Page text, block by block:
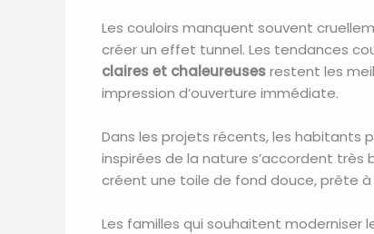
Les couloirs manquent souvent
créer un effet tunnel. Les tendances
claires et chaleureusesrestent les
impression d’ouverture immédiate.
Dans les projets récents, les habitants
inspirées de la nature s’accordent très
créent une toile de fond douce, prête à
Les familles qui souhaitent moderniser